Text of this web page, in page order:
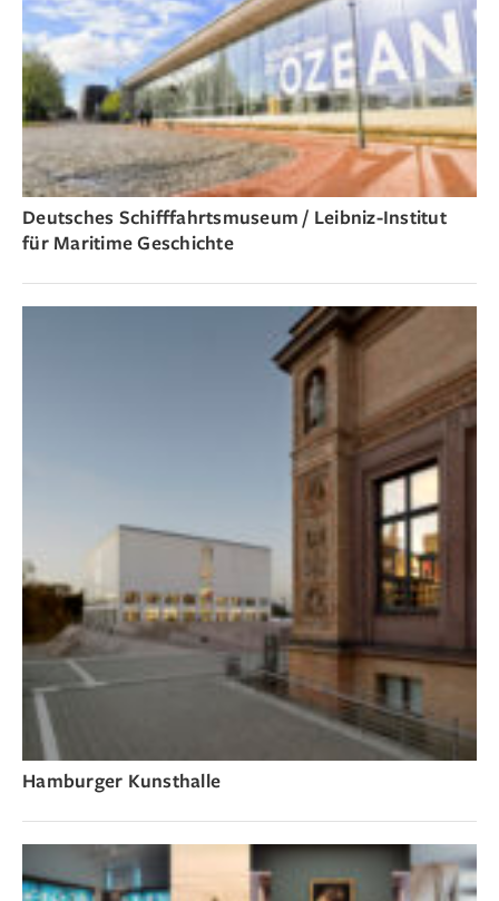
Deutsches Schifffahrtsmuseum / Leibniz-Institut
für Maritime Geschichte
Hamburger Kunsthalle